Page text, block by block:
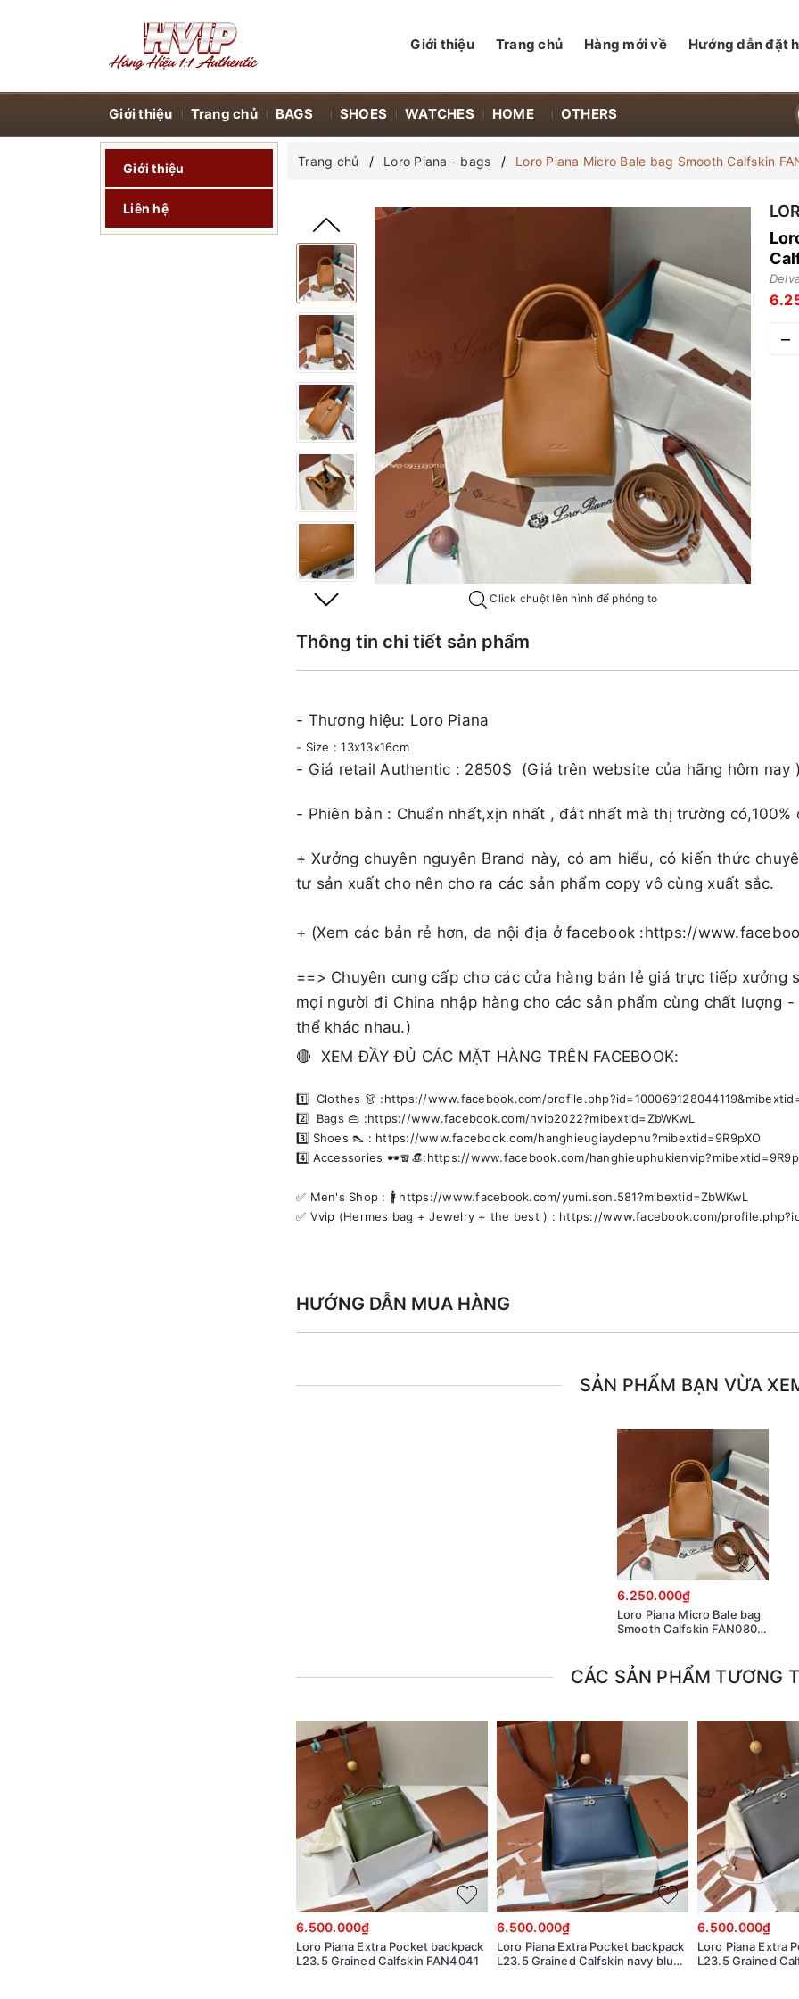
Giới thiệu Trang chủ Hàng mới về Hướng dẫn đặt
Giới thiệu Trang chủ BAGS SHOES WATCHES HOME OTHERS
Giới thiệu
Liên hệ
Trang chủ Loro Piana - bags Loro Piana Micro Bale bag Smooth Calfskin
Click chuột lên hình để phóng to
–
Thông tin chi tiết sản phẩm
- Thương hiệu: Loro Piana
- Size : 13x13x16cm
​​- Giá retail Authentic : 2850$ (Giá trên website của hãng hôm nay
- Phiên bản : Chuẩn nhất,xịn nhất , đắt nhất mà thị trường
+ Xưởng chuyên nguyên Brand này, có am hiểu, có kiến thức
tư sản xuất cho nên cho ra các sản phẩm copy vô cùng xuất sắc.
+ (Xem các bản rẻ hơn, da nội địa ở facebook :https://
==> Chuyên cung cấp cho các cửa hàng bán lẻ giá trực tiếp xưởng
mọi người đi China nhập hàng cho các sản phẩm cùng chất lượng
thể khác nhau.)
🔴 XEM ĐẦY ĐỦ CÁC MẶT HÀNG TRÊN FACEBOOK:
1️⃣ Clothes 👗 :https://www.facebook.com/
2️⃣ Bags 👜 :https://www.facebook.com/hvip2022?mibextid=ZbWKwL
3️⃣ Shoes 👠 : https://www.facebook.com/hanghieugiaydepnu?mibextid=9R9pXO
4️⃣ Accessories 🕶🧣👒:https://www.facebook.com/
✅️ Men's Shop : 🚹 https://www.facebook.com/yumi.son.581?mibextid=ZbWKwL
✅️ Vvip (Hermes bag + Jewelry + the best ) : https://www.facebook.com/
HƯỚNG DẪN MUA HÀNG
SẢN PHẨM BẠN VỪA
6.250.000₫
Loro Piana Micro Bale bag
Smooth Calfskin FAN0807
CÁC SẢN PHẨM TƯƠNG
6.500.000₫
Loro Piana Extra Pocket backpack
L23.5 Grained Calfskin FAN4041
6.500.000₫
Loro Piana Extra Pocket backpack
L23.5 Grained Calfskin navy blue
6.500.000₫
Loro Piana Extra
L23.5 Grained